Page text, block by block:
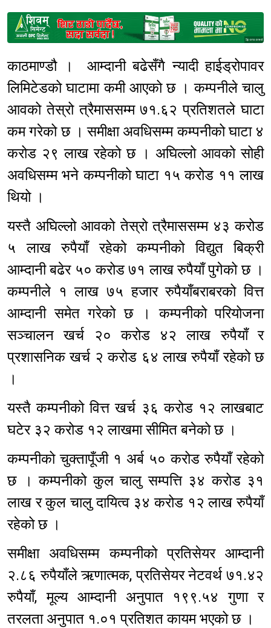
Sponsored
काठमाण्डौ । आम्दानी बढेसँगै न्यादी हाईड्रोपावर
लिमिटेडको घाटामा कमी आएको छ । कम्पनीले चालु
आवको तेस्रो त्रैमाससम्म ७१.६२ प्रतिशतले घाटा
कम गरेको छ । समीक्षा अवधिसम्म कम्पनीको घाटा ४
करोड २९ लाख रहेको छ । अघिल्लो आवको सोही
अवधिसम्म भने कम्पनीको घाटा १५ करोड ११ लाख
थियो ।
यस्तै अघिल्लो आवको तेस्रो त्रैमाससम्म ४३ करोड
५ लाख रुपैयाँ रहेको कम्पनीको विद्युत बिक्री
आम्दानी बढेर ५० करोड ७१ लाख रुपैयाँ पुगेको छ ।
कम्पनीले १ लाख ७५ हजार रुपैयाँबराबरको वित्त
आम्दानी समेत गरेको छ । कम्पनीको परियोजना
सञ्चालन खर्च २० करोड ४२ लाख रुपैयाँ र
प्रशासनिक खर्च २ करोड ६४ लाख रुपैयाँ रहेको छ
।
यस्तै कम्पनीको वित्त खर्च ३६ करोड १२ लाखबाट
घटेर ३२ करोड १२ लाखमा सीमित बनेको छ ।
कम्पनीको चुक्तापूँजी १ अर्ब ५० करोड रुपैयाँ रहेको
छ । कम्पनीको कुल चालु सम्पत्ति ३४ करोड ३१
लाख र कुल चालु दायित्व ३४ करोड १२ लाख रुपैयाँ
रहेको छ ।
समीक्षा अवधिसम्म कम्पनीको प्रतिसेयर आम्दानी
२.८६ रुपैयाँले ऋणात्मक, प्रतिसेयर नेटवर्थ ७१.४२
रुपैयाँ, मूल्य आम्दानी अनुपात १९९.५४ गुणा र
तरलता अनुपात १.०१ प्रतिशत कायम भएको छ ।